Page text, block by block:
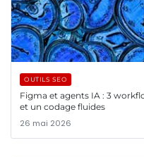
OUTILS SEO
Figma et agents IA : 3
et un codage fluides
26 mai 2026